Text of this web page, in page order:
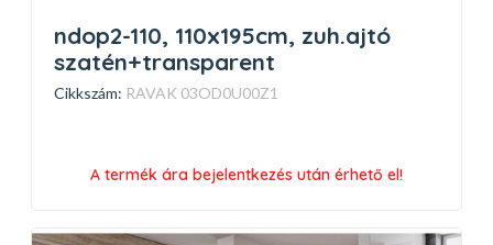
ndop2-110, 110x195cm, zuh.ajtó
szatén+transparent
Cikkszám: RAVAK 03OD0U00Z1
A termék ára bejelentkezés után érhető el!